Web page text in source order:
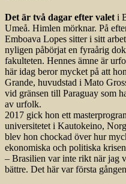
Det är två dagar efter valet i
Umeå. Himlen mörknar. På
Emboava Lopes sitter i sitt
nyligen påbörjat en fyraårig
fakulteten. Hennes ämne är
här idag beror mycket på att
Grande, huvudstad i Mato
vid gränsen till Paraguay som
av urfolk.
2017 gick hon ett
universitetet i Kautokeino,
blev hon chockad över hur
ekonomiska och politiska
– Brasilien var inte rikt när jag
bättre. Det här var första